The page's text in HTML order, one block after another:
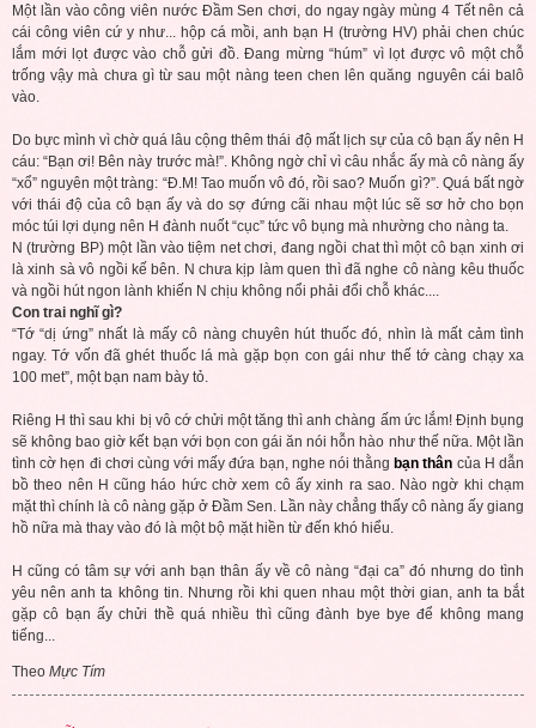
Một lần vào công viên nước Đầm Sen chơi, do ngay ngày mùng 4 Tết nên cả
cái công viên cứ y như... hộp cá mồi, anh bạn H (trường HV) phải chen chúc
lắm mới lọt được vào chỗ gửi đồ. Đang mừng “húm” vì lọt được vô một chỗ
trống vậy mà chưa gì từ sau một nàng teen chen lên quăng nguyên cái balô
vào.
Do bực mình vì chờ quá lâu cộng thêm thái độ mất lịch sự của cô bạn ấy nên H
cáu: “Bạn ơi! Bên này trước mà!”. Không ngờ chỉ vì câu nhắc ấy mà cô nàng ấy
“xổ” nguyên một tràng: “Đ.M! Tao muốn vô đó, rồi sao? Muốn gì?”. Quá bất ngờ
với thái độ của cô bạn ấy và do sợ đứng cãi nhau một lúc sẽ sơ hở cho bọn
móc túi lợi dụng nên H đành nuốt “cục” tức vô bụng mà nhường cho nàng ta.
N (trường BP) một lần vào tiệm net chơi, đang ngồi chat thì một cô bạn xinh ơi
là xinh sà vô ngồi kế bên. N chưa kịp làm quen thì đã nghe cô nàng kêu thuốc
và ngồi hút ngon lành khiến N chịu không nổi phải đổi chỗ khác....
Con trai nghĩ gì?
“Tớ “dị ứng” nhất là mấy cô nàng chuyên hút thuốc đó, nhìn là mất cảm tình
ngay. Tớ vốn đã ghét thuốc lá mà gặp bọn con gái như thế tớ càng chạy xa
100 met”, một bạn nam bày tỏ.
Riêng H thì sau khi bị vô cớ chửi một tăng thì anh chàng ấm ức lắm! Định bụng
sẽ không bao giờ kết bạn với bọn con gái ăn nói hỗn hào như thế nữa. Một lần
tình cờ hẹn đi chơi cùng với mấy đứa bạn, nghe nói thằngbạn thân của H dẫn
bồ theo nên H cũng háo hức chờ xem cô ấy xinh ra sao. Nào ngờ khi chạm
mặt thì chính là cô nàng gặp ở Đầm Sen. Lần này chẳng thấy cô nàng ấy giang
hồ nữa mà thay vào đó là một bộ mặt hiền từ đến khó hiểu.
H cũng có tâm sự với anh bạn thân ấy về cô nàng “đại ca” đó nhưng do tình
yêu nên anh ta không tin. Nhưng rồi khi quen nhau một thời gian, anh ta bắt
gặp cô bạn ấy chửi thề quá nhiều thì cũng đành bye bye để không mang
tiếng...
Theo Mực Tím